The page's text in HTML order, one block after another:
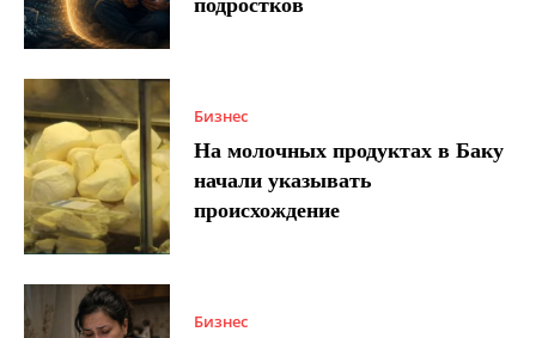
Бизнес
На молочных продуктах в Баку
начали указывать
происхождение
Бизнес